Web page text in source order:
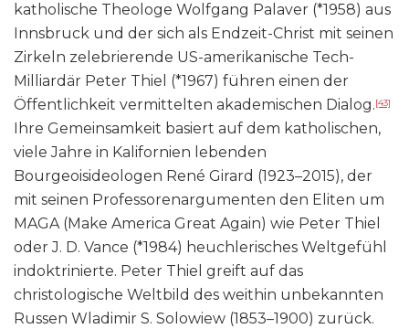
katholische Theologe Wolfgang Palaver (*1958) aus
Innsbruck und der sich als Endzeit-Christ mit seinen
Zirkeln zelebrierende US-amerikanische Tech-
Milliardär Peter Thiel (*1967) führen einen der
Öffentlichkeit vermittelten akademischen Dialog.[43]
Ihre Gemeinsamkeit basiert auf dem katholischen,
viele Jahre in Kalifornien lebenden
Bourgeoisideologen René Girard (1923–2015), der
mit seinen Professorenargumenten den Eliten um
MAGA (Make America Great Again) wie Peter Thiel
oder J. D. Vance (*1984) heuchlerisches Weltgefühl
indoktrinierte. Peter Thiel greift auf das
christologische Weltbild des weithin unbekannten
Russen Wladimir S. Solowiew (1853–1900) zurück.